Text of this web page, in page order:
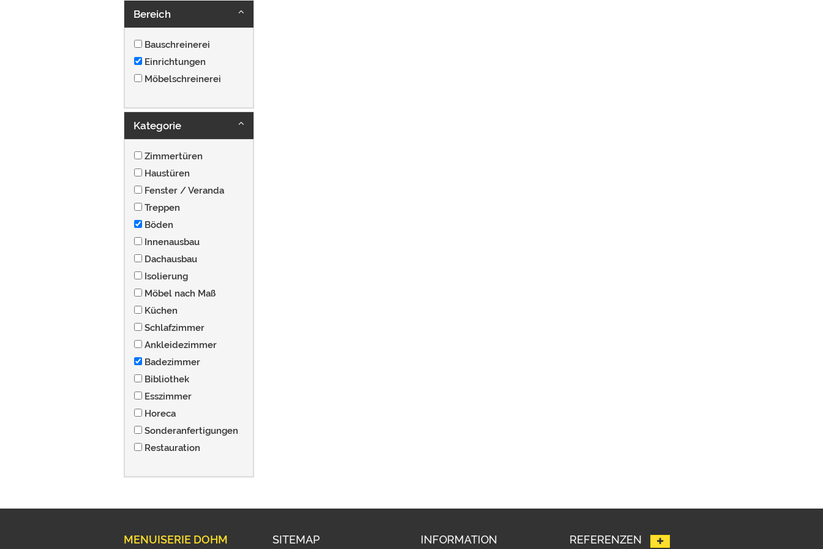
Bereich
Bauschreinerei
Einrichtungen
Möbelschreinerei
Kategorie
Zimmertüren
Haustüren
Fenster / Veranda
Treppen
Böden
Innenausbau
Dachausbau
Isolierung
Möbel nach Maß
Küchen
Schlafzimmer
Ankleidezimmer
Badezimmer
Bibliothek
Esszimmer
Horeca
Sonderanfertigungen
Restauration
MENUISERIE DOHM SITEMAP INFORMATION REFERENZEN